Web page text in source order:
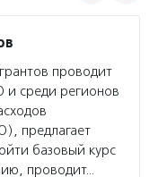
проводит
и среди регионов
предлагает
базовый курс
проводит…